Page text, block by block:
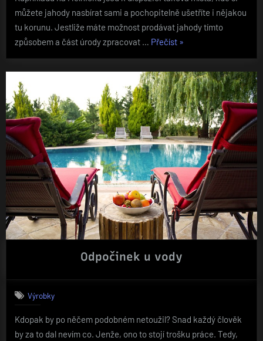
můžete jahody nasbírat sami a pochopitelně ušetříte i nějakou
tu korunu. Jestliže máte možnost prodávat jahody tímto
způsobem a část úrody zpracovat … Přečíst„Jak
trh
dopravíme
jahodovou
dřeň“
»
Odpočinek u vody
Výrobky
Kdopak by po něčem podobném netoužil? Snad každý člověk
by za to dal nevím co. Jenže, ono to stojí trošku práce. Tedy,